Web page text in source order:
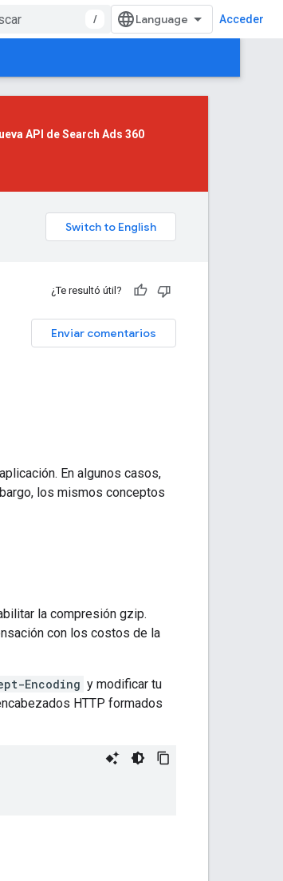
/ Acceder
API de Search Ads 360
¿Te resultó útil?
Enviar comentarios
En algunos casos,
los mismos conceptos
la compresión gzip.
con los costos de la
Encoding y modificar tu
HTTP formados